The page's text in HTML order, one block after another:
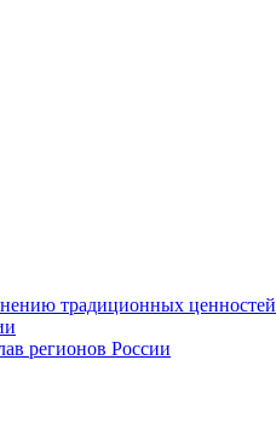
традиционных ценностей
регионов России